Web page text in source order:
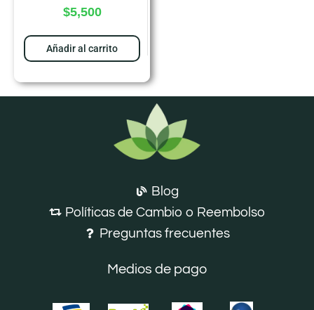
$5,500
Añadir al carrito
Blog
Políticas de Cambio o Reembolso
Preguntas frecuentes
Medios de pago